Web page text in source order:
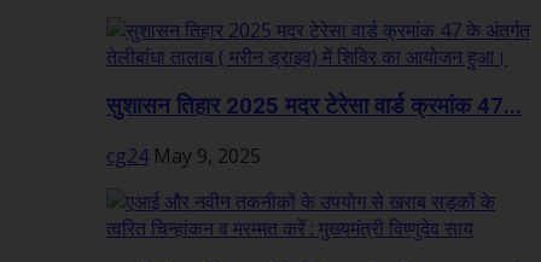
सुशासन तिहार 2025 मदर टेरेसा वार्ड क्रमांक 47...
cg24 May 9, 2025